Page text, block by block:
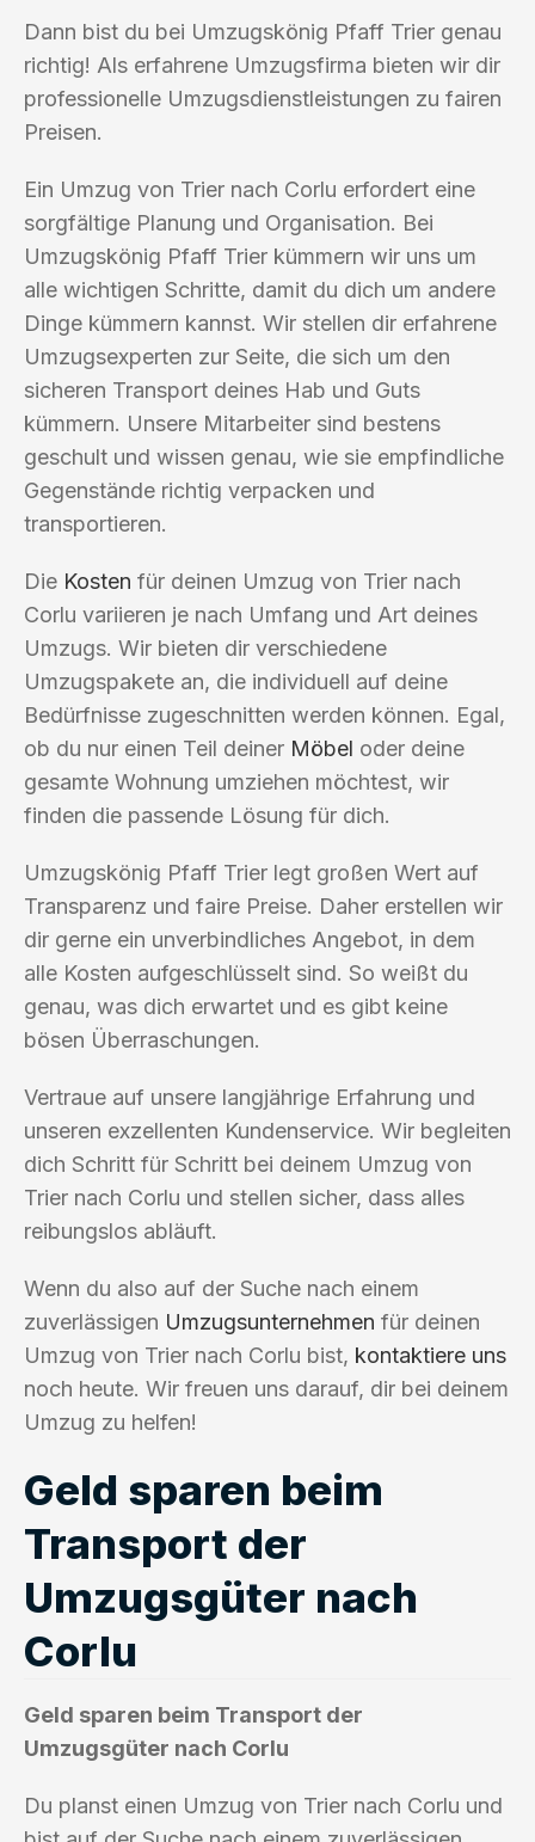
Dann bist du bei Umzugskönig Pfaff Trier genau
richtig! Als erfahrene Umzugsfirma bieten wir dir
professionelle Umzugsdienstleistungen zu fairen
Preisen.
Ein Umzug von Trier nach Corlu erfordert eine
sorgfältige Planung und Organisation. Bei
Umzugskönig Pfaff Trier kümmern wir uns um
alle wichtigen Schritte, damit du dich um andere
Dinge kümmern kannst. Wir stellen dir erfahrene
Umzugsexperten zur Seite, die sich um den
sicheren Transport deines Hab und Guts
kümmern. Unsere Mitarbeiter sind bestens
geschult und wissen genau, wie sie empfindliche
Gegenstände richtig verpacken und
transportieren.
Die Kosten für deinen Umzug von Trier nach
Corlu variieren je nach Umfang und Art deines
Umzugs. Wir bieten dir verschiedene
Umzugspakete an, die individuell auf deine
Bedürfnisse zugeschnitten werden können. Egal,
ob du nur einen Teil deiner Möbel oder deine
gesamte Wohnung umziehen möchtest, wir
finden die passende Lösung für dich.
Umzugskönig Pfaff Trier legt großen Wert auf
Transparenz und faire Preise. Daher erstellen wir
dir gerne ein unverbindliches Angebot, in dem
alle Kosten aufgeschlüsselt sind. So weißt du
genau, was dich erwartet und es gibt keine
bösen Überraschungen.
Vertraue auf unsere langjährige Erfahrung und
unseren exzellenten Kundenservice. Wir begleiten
dich Schritt für Schritt bei deinem Umzug von
Trier nach Corlu und stellen sicher, dass alles
reibungslos abläuft.
Wenn du also auf der Suche nach einem
zuverlässigen Umzugsunternehmen für deinen
Umzug von Trier nach Corlu bist, kontaktiere uns
noch heute. Wir freuen uns darauf, dir bei deinem
Umzug zu helfen!
Geld sparen beim
Transport der
Umzugsgüter nach
Corlu
Geld sparen beim Transport der
Umzugsgüter nach Corlu
Du planst einen Umzug von Trier nach Corlu und